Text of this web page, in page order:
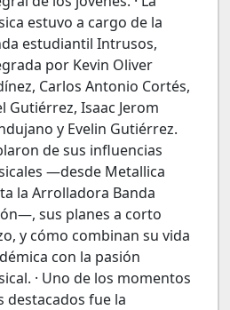
estuvo a cargo de la
estudiantil Intrusos,
por Kevin Oliver
Carlos Antonio Cortés,
Gutiérrez, Isaac Jerom
y Evelin Gutiérrez.
de sus influencias
—desde Metallica
la Arrolladora Banda
sus planes a corto
y cómo combinan su vida
con la pasión
· Uno de los momentos
destacados fue la